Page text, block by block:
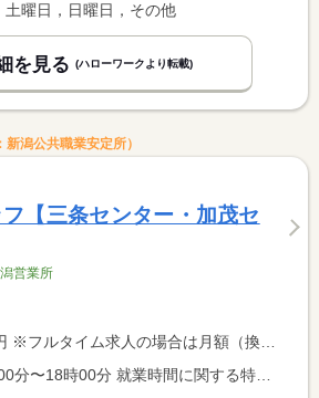
土曜日，日曜日，その他
を見る (ハローワークより転載)
潟公共職業安定所）
【三条センター・加茂セ
営業所
場合は月額（換算額）、パート求人の場合は時間額を表示しています。
就業時間１ 14時00分〜18時00分 就業時間に関する特記事項 週の労働時間が２０時間未満になるよう調整します